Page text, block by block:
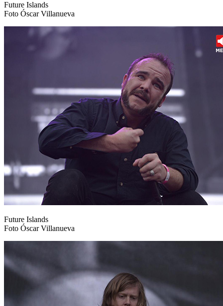
Future Islands
Foto Óscar Villanueva
Future Islands
Foto Óscar Villanueva